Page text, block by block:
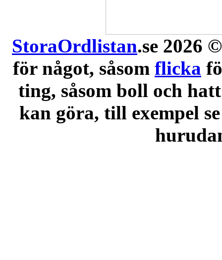
StoraOrdlistan.se 2026
för något, såsom flicka
ting, såsom boll och
kan göra, till exempel